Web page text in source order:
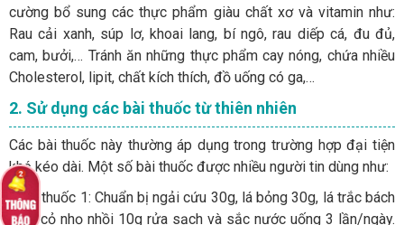
cường bổ sung các thực phẩm giàu chất xơ và vitamin như:
Rau cải xanh, súp lơ, khoai lang, bí ngô, rau diếp cá, đu đủ,
cam, bưởi,… Tránh ăn những thực phẩm cay nóng, chứa nhiều
Cholesterol, lipit, chất kích thích, đồ uống có ga,…
2. Sử dụng các bài thuốc từ thiên nhiên
Các bài thuốc này thường áp dụng trong trường hợp đại tiện
khó kéo dài. Một số bài thuốc được nhiều người tin dùng như:
- Bài thuốc 1: Chuẩn bị ngải cứu 30g, lá bỏng 30g, lá trắc bách
10g, cỏ nhọ nhồi 10g rửa sạch và sắc nước uống 3 lần/ngày.